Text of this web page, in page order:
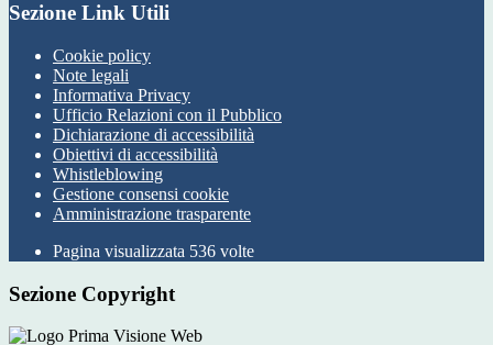
Sezione Link Utili
Cookie policy
Note legali
Informativa Privacy
Ufficio Relazioni con il Pubblico
Dichiarazione di accessibilità
Obiettivi di accessibilità
Whistleblowing
Gestione consensi cookie
Amministrazione trasparente
Pagina visualizzata 536 volte
Sezione Copyright